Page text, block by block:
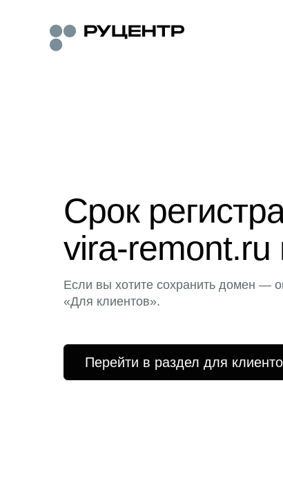
Срок
vira-remont.ru
Если вы хотите сохранить домен —
«Для клиентов».
Перейти в раздел для